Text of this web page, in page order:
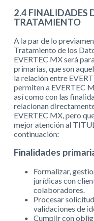
2.4 FINALIDADES
TRATAMIENTO
A la par de lo
Tratamiento de los
EVERTEC MX será
primarias, que son
la relación entre
permiten a EVERTEC
así como con las
relacionan
EVERTEC MX, pero
mejor atención al
continuación:
Finalidades
Formalizar,
jurídicas con
colaboradores.
Procesar
validaciones de
Cumplir con